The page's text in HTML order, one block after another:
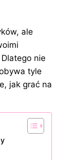
ale
nie
tyle
jak grać na